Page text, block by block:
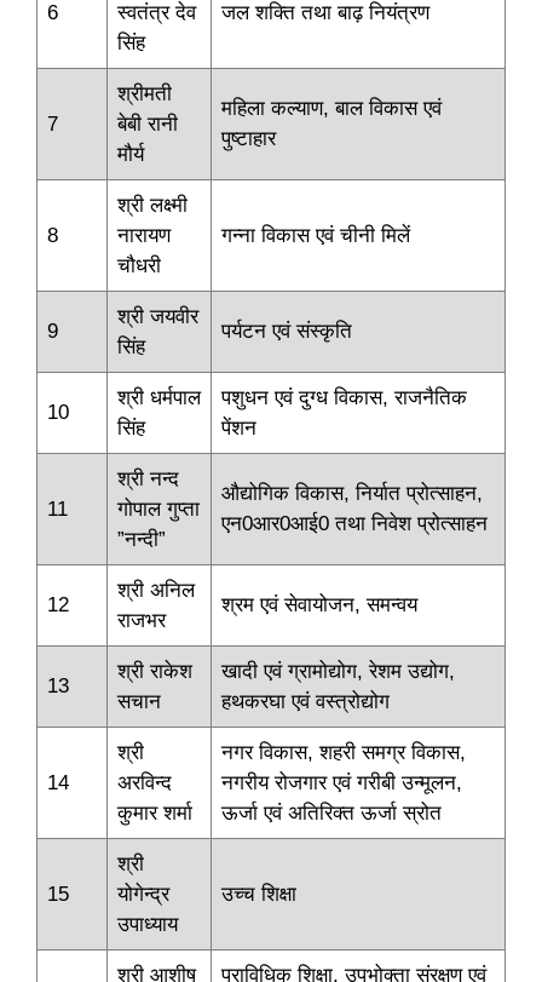
6
स्वतंत्र देव
सिंह
जल शक्ति तथा बाढ़ नियंत्रण
7
श्रीमती
बेबी रानी
मौर्य
महिला कल्याण, बाल विकास एवं
पुष्टाहार
8
श्री लक्ष्मी
नारायण
चौधरी
गन्ना विकास एवं चीनी मिलें
9
श्री जयवीर
सिंह
पर्यटन एवं संस्कृति
10
श्री धर्मपाल
सिंह
पशुधन एवं दुग्ध विकास, राजनैतिक
पेंशन
11
श्री नन्द
गोपाल गुप्ता
”नन्दी”
औद्योगिक विकास, निर्यात प्रोत्साहन,
एन0आर0आई0 तथा निवेश प्रोत्साहन
12
श्री अनिल
राजभर
श्रम एवं सेवायोजन, समन्वय
13
श्री राकेश
सचान
खादी एवं ग्रामोद्योग, रेशम उद्योग,
हथकरघा एवं वस्त्रोद्योग
14
श्री
अरविन्द
कुमार शर्मा
नगर विकास, शहरी समग्र विकास,
नगरीय रोजगार एवं गरीबी उन्मूलन,
ऊर्जा एवं अतिरिक्त ऊर्जा स्रोत
15
श्री
योगेन्द्र
उपाध्याय
उच्च शिक्षा
श्री आशीष प्राविधिक शिक्षा, उपभोक्ता संरक्षण एवं